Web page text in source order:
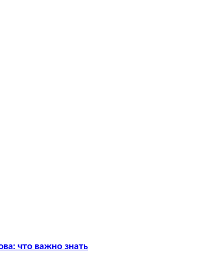
что важно знать